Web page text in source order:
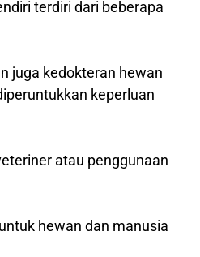
terdiri dari beberapa
juga kedokteran hewan
keperluan
atau penggunaan
hewan dan manusia